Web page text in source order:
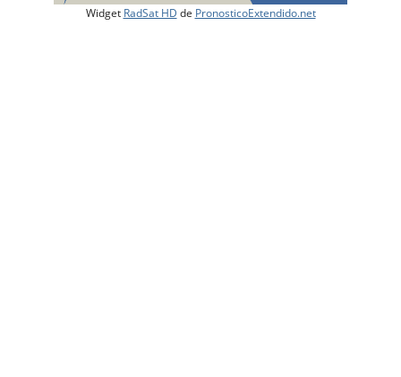
Widget RadSat HD de PronosticoExtendido.net